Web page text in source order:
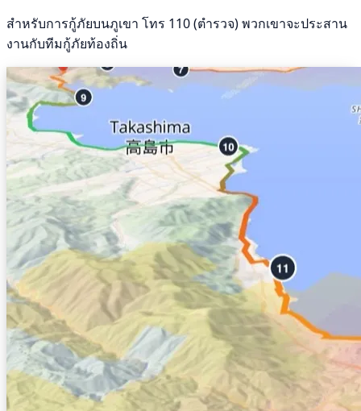
สำหรับการกู้ภัยบนภูเขา โทร 110 (ตำรวจ) พวกเขาจะประสาน
งานกับทีมกู้ภัยท้องถิ่น